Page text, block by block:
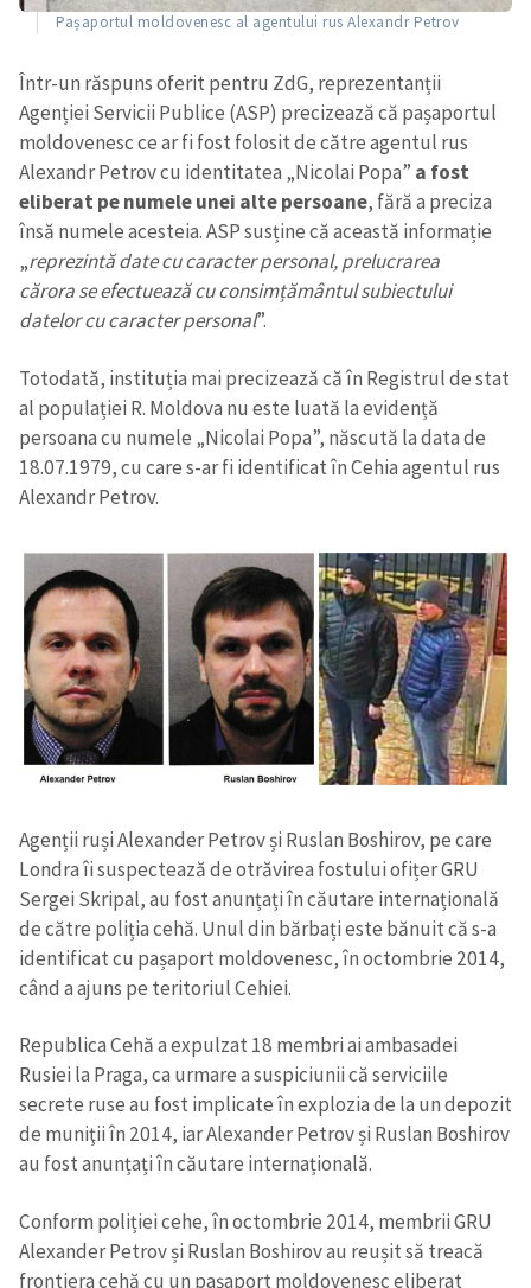
Pașaportul moldovenesc al agentului rus Alexandr Petrov
Într-un răspuns oferit pentru ZdG, reprezentanții
Agenției Servicii Publice (ASP) precizează că pașaportul
moldovenesc ce ar fi fost folosit de către agentul rus
Alexandr Petrov cu identitatea „Nicolai Popa” a fost
eliberat pe numele unei alte persoane, fără a preciza
însă numele acesteia. ASP susține că această informație
„reprezintă date cu caracter personal, prelucrarea
cărora se efectuează cu consimțământul subiectului
datelor cu caracter personal”.
Totodată, instituția mai precizează că în Registrul de stat
al populației R. Moldova nu este luată la evidență
persoana cu numele „Nicolai Popa”, născută la data de
18.07.1979, cu care s-ar fi identificat în Cehia agentul rus
Alexandr Petrov.
Agenții ruși Alexander Petrov și Ruslan Boshirov, pe care
Londra îi suspectează de otrăvirea fostului ofițer GRU
Sergei Skripal, au fost anunțați în căutare internațională
de către poliția cehă. Unul din bărbați este bănuit că s-a
identificat cu pașaport moldovenesc, în octombrie 2014,
când a ajuns pe teritoriul Cehiei.
Republica Cehă a expulzat 18 membri ai ambasadei
Rusiei la Praga, ca urmare a suspiciunii că serviciile
secrete ruse au fost implicate în explozia de la un depozit
de muniţii în 2014, iar Alexander Petrov și Ruslan Boshirov
au fost anunțați în căutare internațională.
Conform poliției cehe, în octombrie 2014, membrii GRU
Alexander Petrov și Ruslan Boshirov au reușit să treacă
frontiera cehă cu un pașaport moldovenesc eliberat